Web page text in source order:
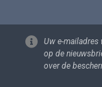
Uw e-
op de
over de